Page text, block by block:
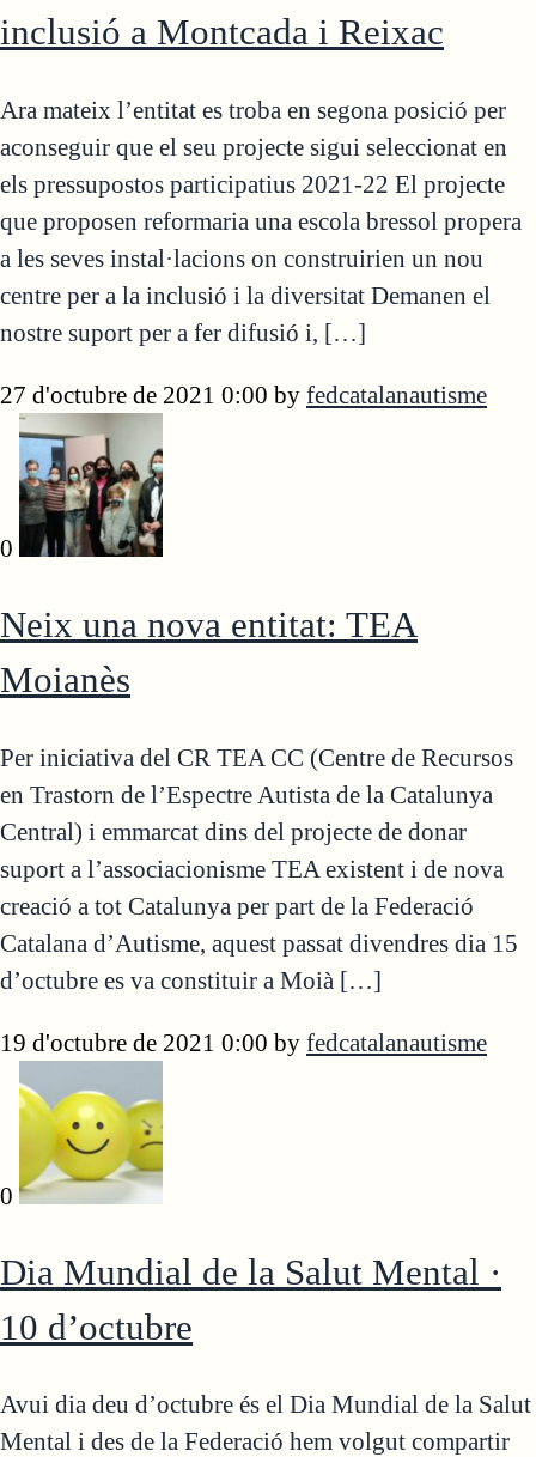
inclusió a Montcada i Reixac
Ara mateix l’entitat es troba en segona posició per
aconseguir que el seu projecte sigui seleccionat en
els pressupostos participatius 2021-22 El projecte
que proposen reformaria una escola bressol propera
a les seves instal·lacions on construirien un nou
centre per a la inclusió i la diversitat Demanen el
nostre suport per a fer difusió i, […]
27 d'octubre de 2021 0:00 by fedcatalanautisme
0
Neix una nova entitat: TEA
Moianès
Per iniciativa del CR TEA CC (Centre de Recursos
en Trastorn de l’Espectre Autista de la Catalunya
Central) i emmarcat dins del projecte de donar
suport a l’associacionisme TEA existent i de nova
creació a tot Catalunya per part de la Federació
Catalana d’Autisme, aquest passat divendres dia 15
d’octubre es va constituir a Moià […]
19 d'octubre de 2021 0:00 by fedcatalanautisme
0
Dia Mundial de la Salut Mental ·
10 d’octubre
Avui dia deu d’octubre és el Dia Mundial de la Salut
Mental i des de la Federació hem volgut compartir